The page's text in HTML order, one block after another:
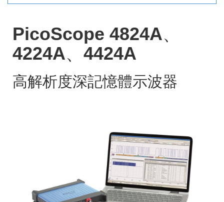
PicoScope 4824A、
4224A、4424A
高解析度深記憶體示波器